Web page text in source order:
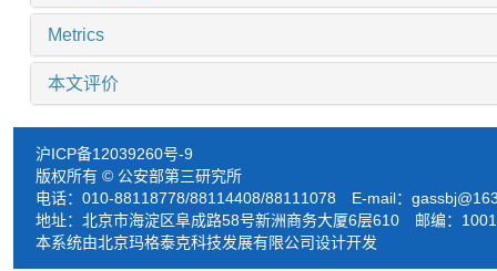
Metrics
本文评价
沪ICP备12039260号-9
版权所有 © 公安部第三研究所
电话：010-88118778/88114408/88111078 E-mail：
地址：北京市海淀区阜成路58号新洲商务大厦6层610 邮编：
本系统由北京玛格泰克科技发展有限公司设计开发